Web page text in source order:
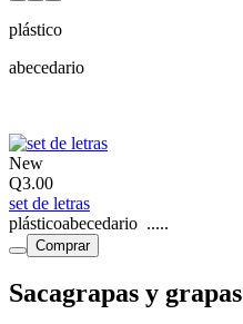
plástico
abecedario
New
Q3.00
set de letras
plásticoabecedario .....
Comprar
Sacagrapas y grapas